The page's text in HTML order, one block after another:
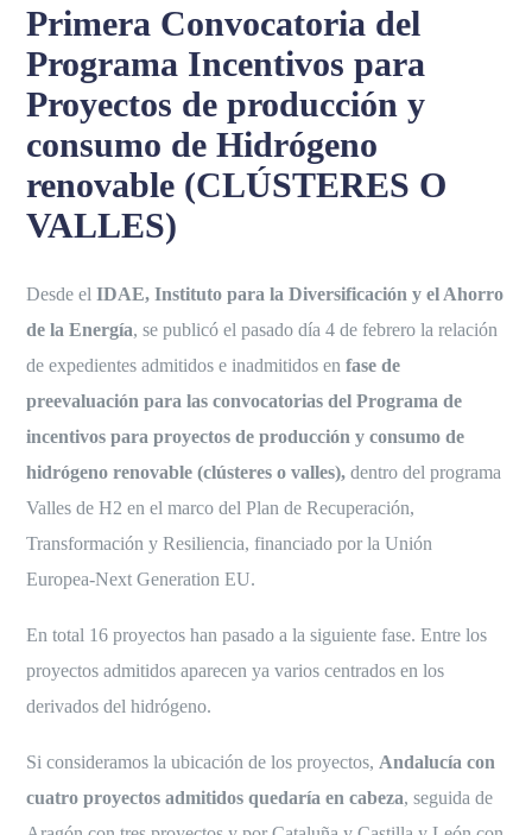
Primera Convocatoria del
Programa Incentivos para
Proyectos de producción y
consumo de Hidrógeno
renovable (CLÚSTERES O
VALLES)
Desde elIDAE, Instituto para la Diversificación y el Ahorro
de la Energía, se publicó el pasado día 4 de febrero la relación
de expedientes admitidos e inadmitidos enfase de
preevaluación para las convocatorias del Programa de
incentivos para proyectos de producción y consumo de
hidrógeno renovable (clústeres o valles), dentro del programa
Valles de H2 en el marco del Plan de Recuperación,
Transformación y Resiliencia, financiado por la Unión
Europea-Next Generation EU.
En total 16 proyectos han pasado a la siguiente fase. Entre los
proyectos admitidos aparecen ya varios centrados en los
derivados del hidrógeno.
Si consideramos la ubicación de los proyectos, Andalucía con
cuatro proyectos admitidos quedaría en cabeza, seguida de